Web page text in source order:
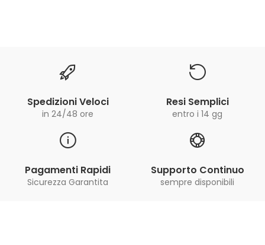
Spedizioni Veloci
in 24/48 ore
Resi Semplici
entro i 14 gg
Pagamenti Rapidi
Sicurezza Garantita
Supporto Continuo
sempre disponibili